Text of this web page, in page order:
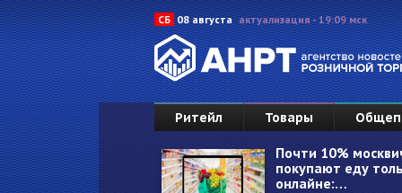
СБ 08 августа актуализация - 19:09 мск
Ритейл Товары
Почти 10%
покупают еду
онлайне:…